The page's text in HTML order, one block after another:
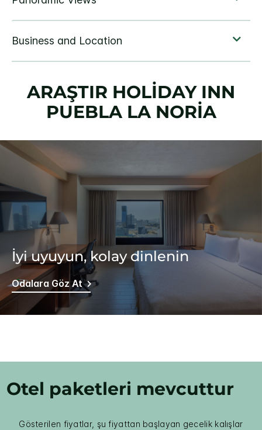
ARAŞTIR HOLIDAY INN
PUEBLA LA NORIA
İyi uyuyun, kolay dinlenin
Odalara Göz At
Otel paketleri mevcuttur
Gösterilen fiyatlar, şu fiyattan başlayan gecelik kalışlar